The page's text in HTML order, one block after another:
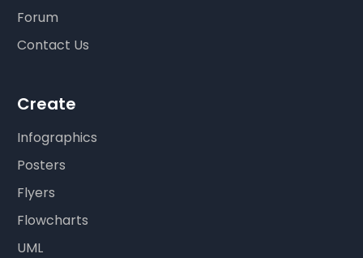
Forum
Contact Us
Create
Infographics
Posters
Flyers
Flowcharts
UML